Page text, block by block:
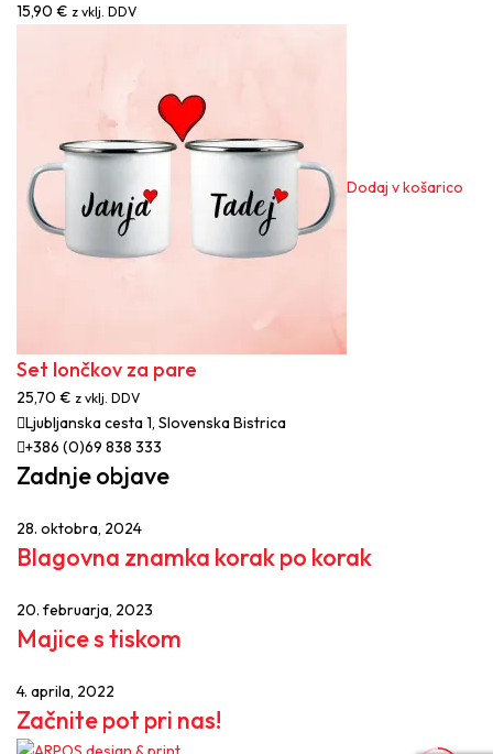
15,90 € z vklj. DDV
Dodaj v košarico
Set lončkov za pare
25,70 € z vklj. DDV
Ljubljanska cesta 1, Slovenska Bistrica
+386 (0)69 838 333
Zadnje objave
28. oktobra, 2024
Blagovna znamka korak po korak
20. februarja, 2023
Majice s tiskom
4. aprila, 2022
Začnite pot pri nas!